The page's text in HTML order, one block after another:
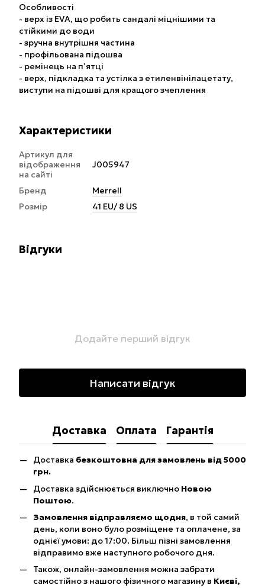
Особливості
- верх із EVA, що робить сандалі міцнішими та
стійкими до води
- зручна внутрішня частина
- профільована підошва
- ремінець на п’ятці
- верх, підкладка та устілка з етиленвінілацетату,
виступи на підошві для кращого зчеплення
Характеристики
Артикул для
відображення
на сайті
J005947
Бренд
Merrell
Розмір
41 EU/ 8 US
Відгуки
Додайте перший відгук
Написати відгук
Доставка Оплата Гарантія
Доставка безкоштовна для замовлень від 5000
грн.
Доставка здійснюється виключно Новою
Поштою.
Замовлення відправляємо щодня, в той самий
день, коли воно було розміщене та оплачене, за
однієї умови: до 17:00. Більш пізні замовлення
відправимо вже наступного робочого дня.
Також, онлайн-замовлення можна забрати
самостійно з нашого фізичного магазину в Києві,